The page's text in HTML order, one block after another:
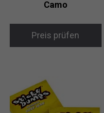
Camo
Preis prüfen